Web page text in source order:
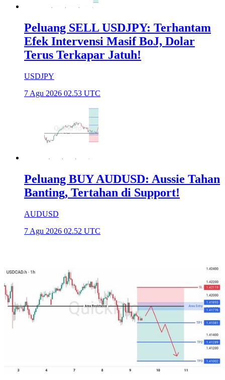
Peluang SELL USDJPY: Terhantam
Efek Intervensi Masif BoJ, Dolar
Terus Terkapar Jatuh!
USDJPY
7 Agu 2026 02.53 UTC
Peluang BUY AUDUSD: Aussie Tahan
Banting, Tertahan di Support!
AUDUSD
7 Agu 2026 02.52 UTC